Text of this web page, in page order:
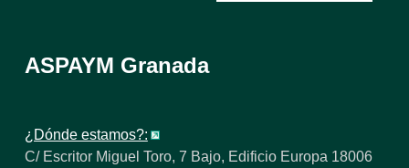
ASPAYM Granada
¿Dónde estamos?:
C/ Escritor Miguel Toro, 7 Bajo, Edificio Europa 18006